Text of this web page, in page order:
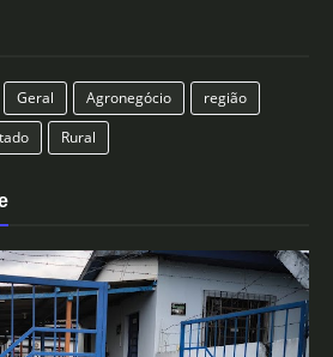
Geral Agronegócio
região
Rural